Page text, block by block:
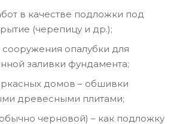
в качестве подложки под
(черепицу и др.);
сооружения опалубки для
заливки фундамента;
домов – обшивки
древесными плитами;
черновой) – как подложку